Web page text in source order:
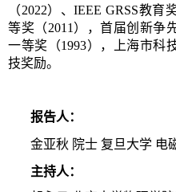
（2022）、IEEE GRSS教
等奖（2011），首届创新争
一等奖（1993），上海市科
技奖励。
报告人：
金亚秋 院士 复旦大学 电
主持人：